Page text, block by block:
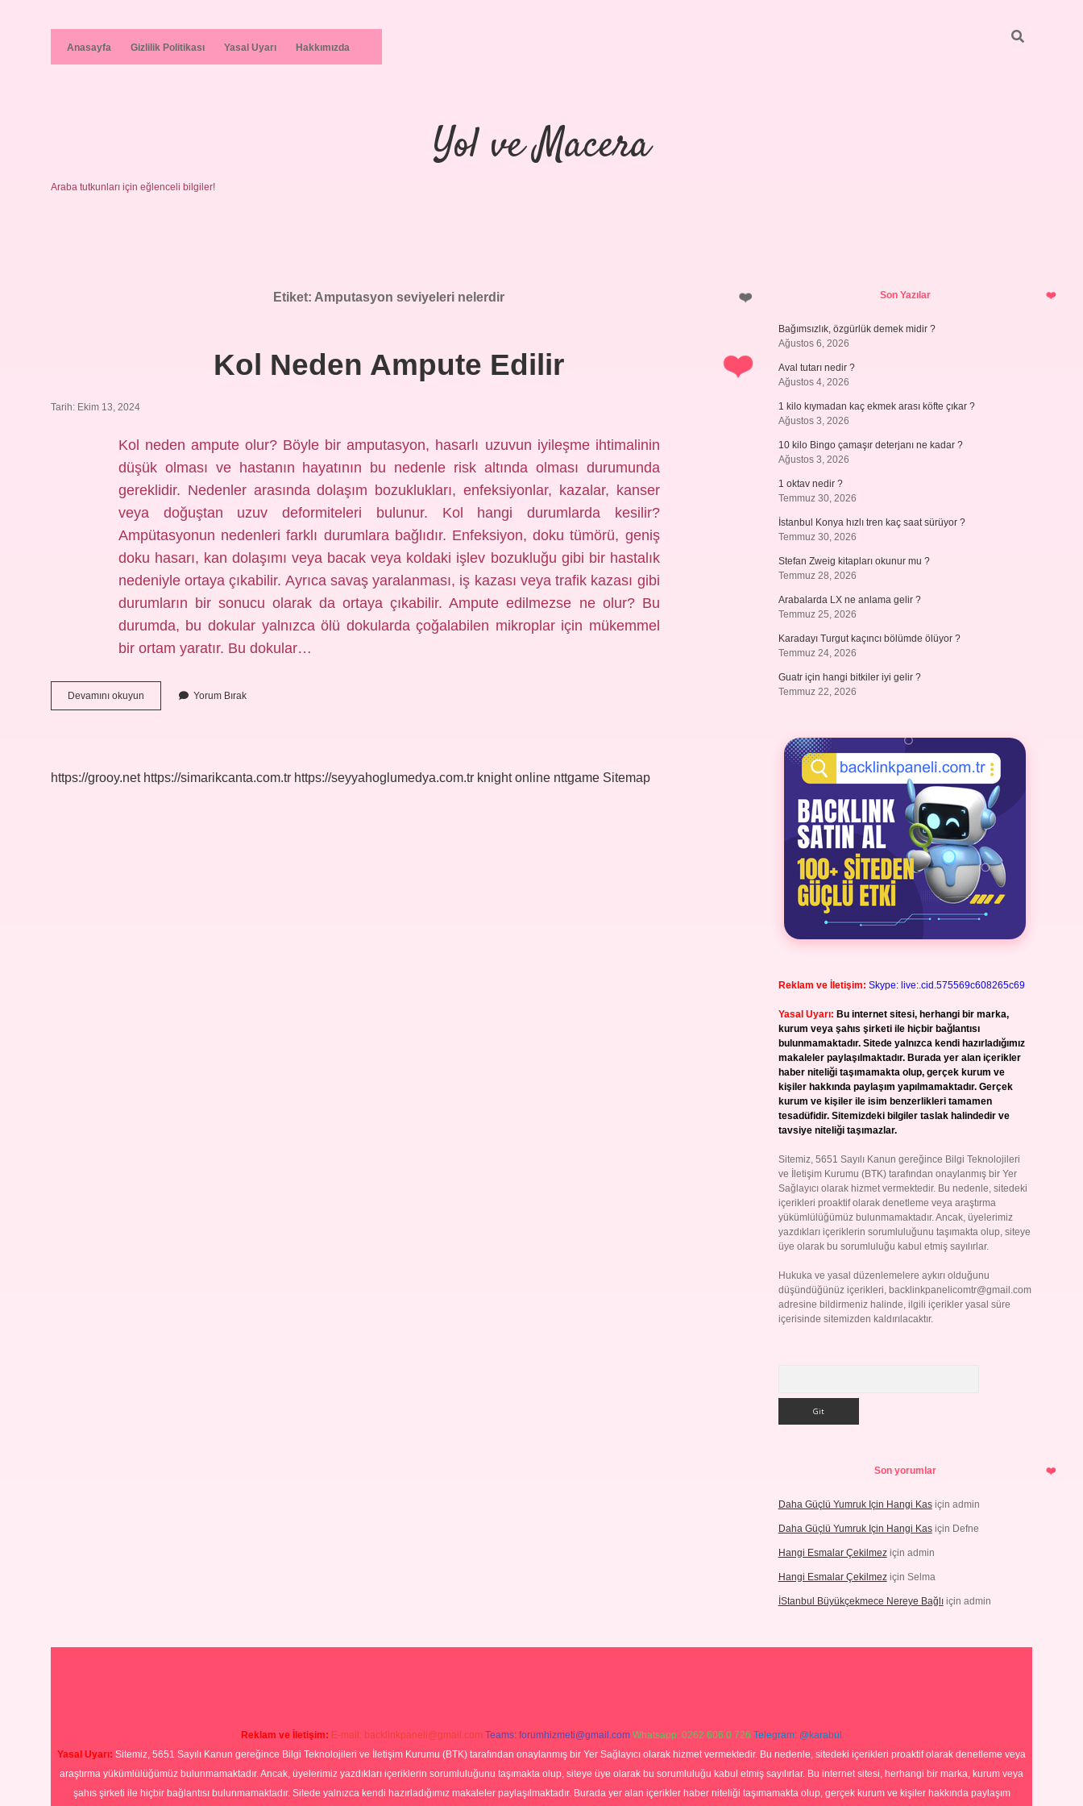
Anasayfa Gizlilik Politikası Yasal Uyarı Hakkımızda
Yol ve Macera
Araba tutkunları için eğlenceli bilgiler!
Etiket: Amputasyon seviyeleri nelerdir
Kol Neden Ampute Edilir
Tarih: Ekim 13, 2024
Kol neden ampute olur? Böyle bir amputasyon, hasarlı uzuvun iyileşme ihtimalinin
düşük olması ve hastanın hayatının bu nedenle risk altında olması durumunda
gereklidir. Nedenler arasında dolaşım bozuklukları, enfeksiyonlar, kazalar, kanser
veya doğuştan uzuv deformiteleri bulunur. Kol hangi durumlarda kesilir?
Ampütasyonun nedenleri farklı durumlara bağlıdır. Enfeksiyon, doku tümörü, geniş
doku hasarı, kan dolaşımı veya bacak veya koldaki işlev bozukluğu gibi bir hastalık
nedeniyle ortaya çıkabilir. Ayrıca savaş yaralanması, iş kazası veya trafik kazası gibi
durumların bir sonucu olarak da ortaya çıkabilir. Ampute edilmezse ne olur? Bu
durumda, bu dokular yalnızca ölü dokularda çoğalabilen mikroplar için mükemmel
bir ortam yaratır. Bu dokular…
Devamını okuyun
Neden
Yorum Bırak
https://grooy.net https://simarikcanta.com.tr https://seyyahoglumedya.com.tr knight online nttgame Sitemap
SidebarSon Yazılar
Bağımsızlık, özgürlük demek midir ?
Ağustos 6, 2026
Aval tutarı nedir ?
Ağustos 4, 2026
1 kilo kıymadan kaç ekmek arası köfte çıkar ?
Ağustos 3, 2026
10 kilo Bingo çamaşır deterjanı ne kadar ?
Ağustos 3, 2026
1 oktav nedir ?
Temmuz 30, 2026
İstanbul Konya hızlı tren kaç saat sürüyor ?
Temmuz 30, 2026
Stefan Zweig kitapları okunur mu ?
Temmuz 28, 2026
Arabalarda LX ne anlama gelir ?
Temmuz 25, 2026
Karadayı Turgut kaçıncı bölümde ölüyor ?
Temmuz 24, 2026
Guatr için hangi bitkiler iyi gelir ?
Temmuz 22, 2026
Reklam ve İletişim: Skype: live:.cid.575569c608265c69
Yasal Uyarı: Bu internet sitesi, herhangi bir marka,
kurum veya şahıs şirketi ile hiçbir bağlantısı
bulunmamaktadır. Sitede yalnızca kendi hazırladığımız
makaleler paylaşılmaktadır. Burada yer alan içerikler
haber niteliği taşımamakta olup, gerçek kurum ve
kişiler hakkında paylaşım yapılmamaktadır. Gerçek
kurum ve kişiler ile isim benzerlikleri tamamen
tesadüfidir. Sitemizdeki bilgiler taslak halindedir ve
tavsiye niteliği taşımazlar.
Sitemiz, 5651 Sayılı Kanun gereğince Bilgi Teknolojileri
ve İletişim Kurumu (BTK) tarafından onaylanmış bir Yer
Sağlayıcı olarak hizmet vermektedir. Bu nedenle, sitedeki
içerikleri proaktif olarak denetleme veya araştırma
yükümlülüğümüz bulunmamaktadır. Ancak, üyelerimiz
yazdıkları içeriklerin sorumluluğunu taşımakta olup, siteye
üye olarak bu sorumluluğu kabul etmiş sayılırlar.
Hukuka ve yasal düzenlemelere aykırı olduğunu
düşündüğünüz içerikleri, backlinkpanelicomtr@gmail.com
adresine bildirmeniz halinde, ilgili içerikler yasal süre
içerisinde sitemizden kaldırılacaktır.
Son yorumlar
Daha Güçlü Yumruk Için Hangi Kasiçin admin
Daha Güçlü Yumruk Için Hangi Kasiçin Defne
Hangi Esmalar Çekilmeziçin admin
Hangi Esmalar Çekilmeziçin Selma
İStanbul Büyükçekmece Nereye Bağlıiçin admin
Reklam ve İletişim: E-mail: backlinkpaneli@gmail.com Teams: forumhizmeti@gmail.com Whatsapp: 0262 606 0 726 Telegram: @karabul
Yasal Uyarı: Sitemiz, 5651 Sayılı Kanun gereğince Bilgi Teknolojileri ve İletişim Kurumu (BTK) tarafından onaylanmış bir Yer Sağlayıcı olarak hizmet vermektedir. Bu nedenle, sitedeki içerikleri proaktif olarak denetleme veya
araştırma yükümlülüğümüz bulunmamaktadır. Ancak, üyelerimiz yazdıkları içeriklerin sorumluluğunu taşımakta olup, siteye üye olarak bu sorumluluğu kabul etmiş sayılırlar. Bu internet sitesi, herhangi bir marka, kurum veya
şahıs şirketi ile hiçbir bağlantısı bulunmamaktadır. Sitede yalnızca kendi hazırladığımız makaleler paylaşılmaktadır. Burada yer alan içerikler haber niteliği taşımamakta olup, gerçek kurum ve kişiler hakkında paylaşım